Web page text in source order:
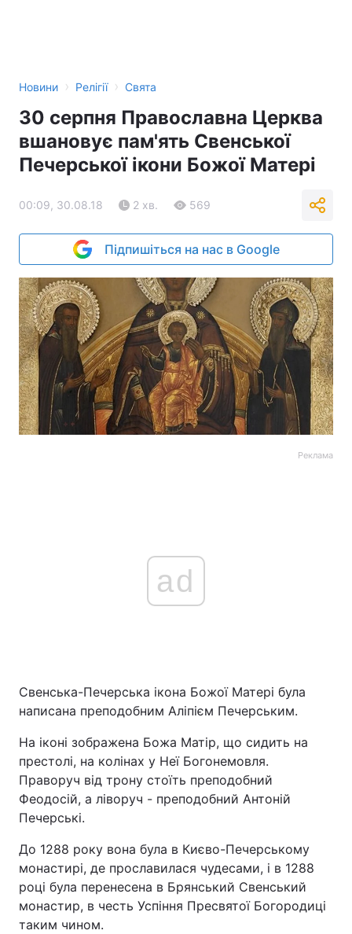
Новини › Релігії › Свята
30 серпня Православна Церква
вшановує пам'ять Свенської
Печерської ікони Божої Матері
00:09, 30.08.18 2 хв. 569
Підпишіться на нас в Google
Реклама
ad
Свенська-Печерська ікона Божої Матері була
написана преподобним Аліпієм Печерським.
На іконі зображена Божа Матір, що сидить на
престолі, на колінах у Неї Богонемовля.
Праворуч від трону стоїть преподобний
Феодосій, а ліворуч - преподобний Антоній
Печерські.
До 1288 року вона була в Києво-Печерському
монастирі, де прославилася чудесами, і в 1288
році була перенесена в Брянський Свенський
монастир, в честь Успіння Пресвятої Богородиці
таким чином.